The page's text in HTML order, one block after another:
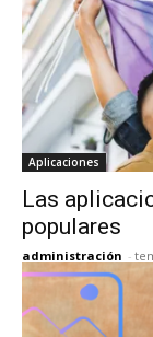
Aplicaciones
Las
populares
administración -